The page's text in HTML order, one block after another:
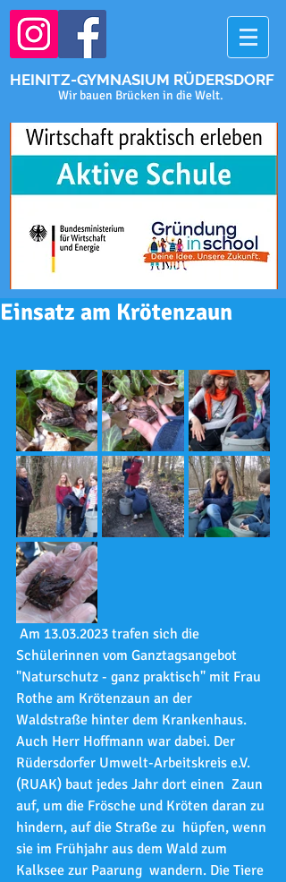
HEINITZ-GYMNASIUM RÜDERSDORF
Wir bauen Brücken in die Welt.
Einsatz am Krötenzaun
Schülerinnen vom Ganztagsangebot
"Naturschutz - ganz praktisch" mit Frau
Rothe am Krötenzaun an der
Waldstraße hinter dem Krankenhaus.
Auch Herr Hoffmann war dabei. Der
Rüdersdorfer Umwelt-Arbeitskreis e.V.
(RUAK) baut jedes Jahr dort einen  Zaun
auf, um die Frösche und Kröten daran zu
hindern, auf die Straße zu  hüpfen, wenn
sie im Frühjahr aus dem Wald zum
Kalksee zur Paarung  wandern. Die Tiere